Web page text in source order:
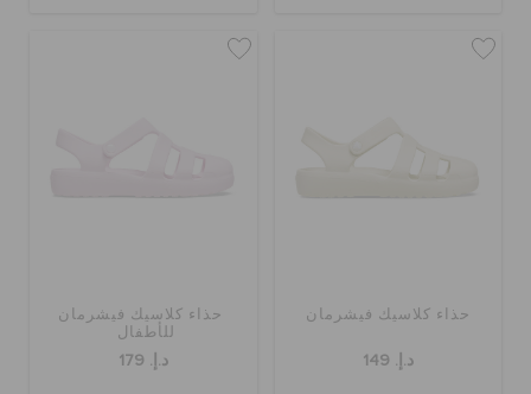
حذاء كلاسيك فيشرمان
د.إ. 149
حذاء كلاسيك فيشرمان
للأطفال
د.إ. 179